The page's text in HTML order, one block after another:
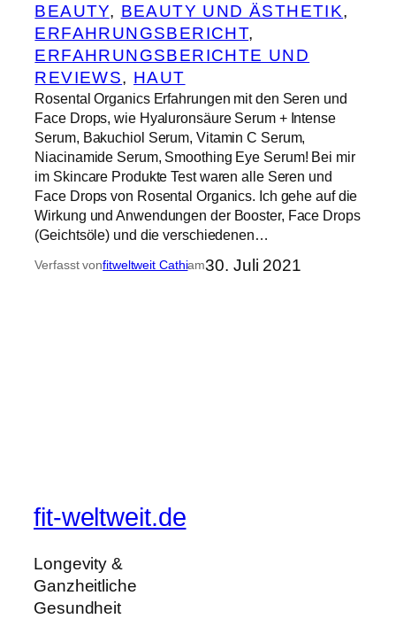
BEAUTY, BEAUTY UND ÄSTHETIK
ERFAHRUNGSBERICHT
ERFAHRUNGSBERICHTE UND
REVIEWS, HAUT
Rosental Organics Erfahrungen mit den Seren und
Face Drops, wie Hyaluronsäure Serum + Intense
Serum, Bakuchiol Serum, Vitamin C Serum,
Niacinamide Serum, Smoothing Eye Serum! Bei mir
im Skincare Produkte Test waren alle Seren und
Face Drops von Rosental Organics. Ich gehe auf die
Wirkung und Anwendungen der Booster, Face Drops
(Geichtsöle) und die verschiedenen…
Verfasst vonfitweltweit Cathiam30. Juli 2021
fit-weltweit.de
Longevity &
Ganzheitliche
Gesundheit